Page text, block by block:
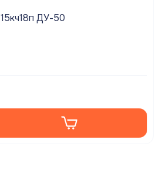
Вентиль чугун 2" 15кч18п ДУ-50